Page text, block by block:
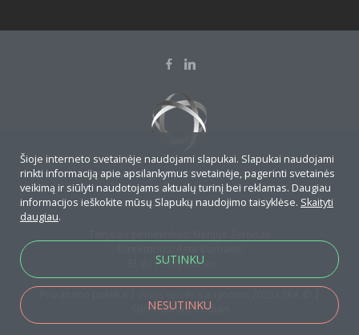
J.Savickio g. 4-7, LT-01108, Vilnius
Įmonės kodas: 295706790
Banko sąskaita: LT467044060001474155
info@ltka.eu
Sprendimas:Codian
Šioje interneto svetainėje naudojami slapukai. Slapukai naudojami
rinkti informaciją apie apsilankymus svetainėje, pagerinti svetainės
veikimą ir siūlyti naudotojams aktualų turinį bei reklamas. Daugiau
informacijos ieškokite mūsų Slapukų naudojimo taisyklėse. Skaityti
daugiau.
SUTINKU
NESUTINKU